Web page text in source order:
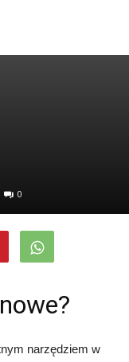
0
narzędziem w